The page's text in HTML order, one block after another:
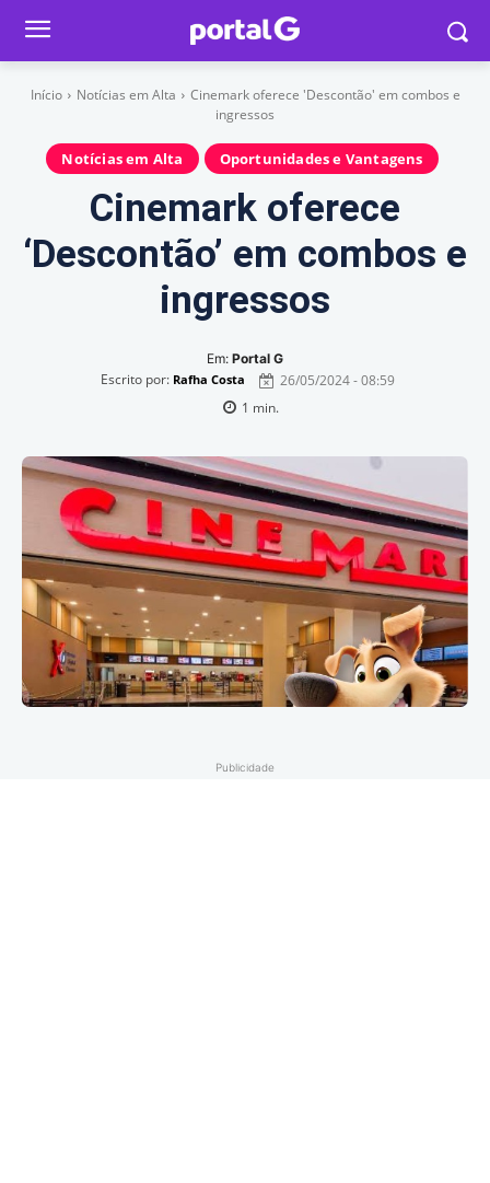
Início Notícias em Alta
Cinemark oferece 'Descontão' em combos e
ingressos
Notícias em Alta Oportunidades e Vantagens
Cinemark oferece
‘Descontão’ em combos e
ingressos
Em: Portal G
Escrito por: Rafha Costa
26/05/2024 - 08:59
1 min.
Publicidade